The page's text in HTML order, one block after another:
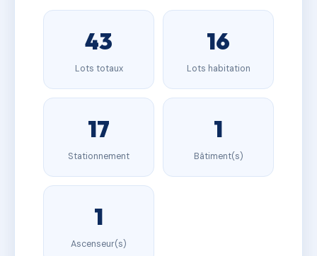
43
Lots totaux
16
Lots habitation
17
Stationnement
1
Bâtiment(s)
1
Ascenseur(s)